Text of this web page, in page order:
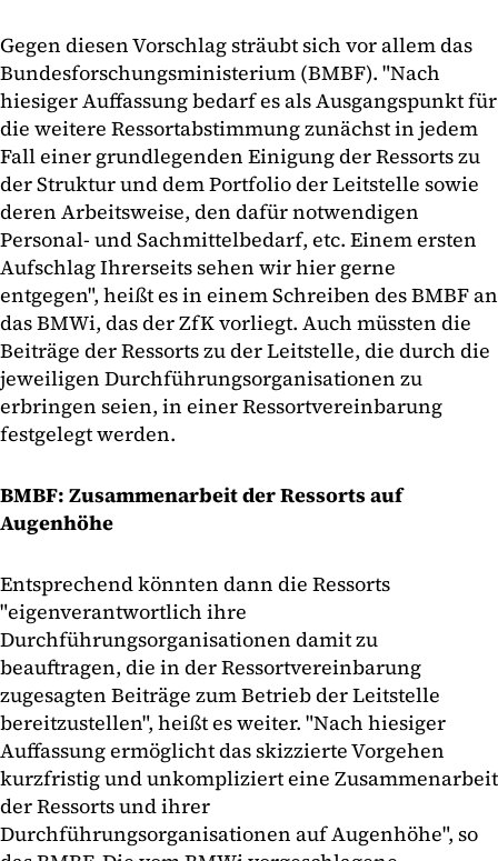
Gegen diesen Vorschlag sträubt sich vor allem das
Bundesforschungsministerium (BMBF). "Nach
hiesiger Auffassung bedarf es als Ausgangspunkt für
die weitere Ressortabstimmung zunächst in jedem
Fall einer grundlegenden Einigung der Ressorts zu
der Struktur und dem Portfolio der Leitstelle sowie
deren Arbeitsweise, den dafür notwendigen
Personal- und Sachmittelbedarf, etc. Einem ersten
Aufschlag Ihrerseits sehen wir hier gerne
entgegen", heißt es in einem Schreiben des BMBF an
das BMWi, das der ZfK vorliegt. Auch müssten die
Beiträge der Ressorts zu der Leitstelle, die durch die
jeweiligen Durchführungsorganisationen zu
erbringen seien, in einer Ressortvereinbarung
festgelegt werden.
BMBF: Zusammenarbeit der Ressorts auf
Augenhöhe
Entsprechend könnten dann die Ressorts
"eigenverantwortlich ihre
Durchführungsorganisationen damit zu
beauftragen, die in der Ressortvereinbarung
zugesagten Beiträge zum Betrieb der Leitstelle
bereitzustellen", heißt es weiter. "Nach hiesiger
Auffassung ermöglicht das skizzierte Vorgehen
kurzfristig und unkompliziert eine Zusammenarbeit
der Ressorts und ihrer
Durchführungsorganisationen auf Augenhöhe", so